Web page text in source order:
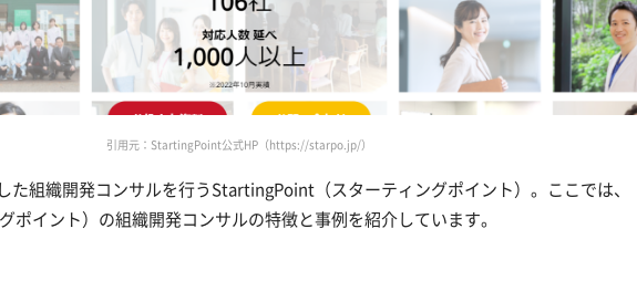
引用元：StartingPoint公式HP（https://starpo.jp/）
た組織開発コンサルを行うStartingPoint（スターティングポイント）。ここでは、
イント）の組織開発コンサルの特徴と事例を紹介しています。